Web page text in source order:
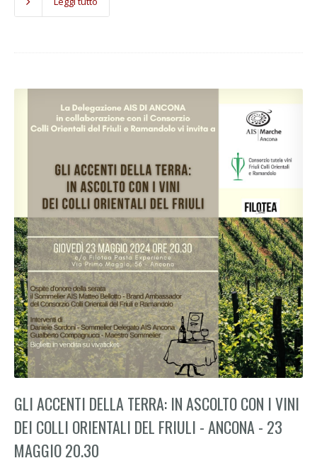
GLI ACCENTI DELLA TERRA: IN ASCOLTO CON I VINI
DEI COLLI ORIENTALI DEL FRIULI - ANCONA - 23
MAGGIO 20.30